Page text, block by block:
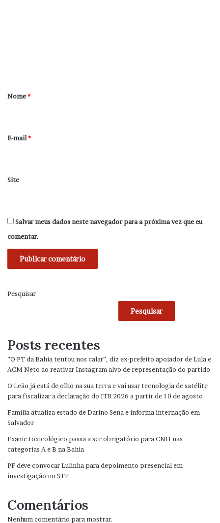
r
*
Nome*
E-mail*
Site
Salvar meus dados neste navegador para a próxima vez que eu
comentar.
Pesquisar
Pesquisar
Posts recentes
”O PT da Bahia tentou nos calar”, diz ex-prefeito apoiador de Lula e
ACM Neto ao reativar Instagram alvo de representação do partido
O Leão já está de olho na sua terra e vai usar tecnologia de satélite
para fiscalizar a declaração do ITR 2026 a partir de 10 de agosto
Família atualiza estado de Darino Sena e informa internação em
Salvador
Exame toxicológico passa a ser obrigatório para CNH nas
categorias A e B na Bahia
PF deve convocar Lulinha para depoimento presencial em
investigação no STF
Comentários
Nenhum comentário para mostrar.